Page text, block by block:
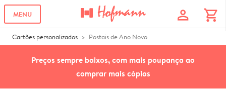
MENU profile shopping_cart
Cartões personalizados Postais de Ano Novo
Preços sempre baixos, com mais poupança ao
comprar mais cópias